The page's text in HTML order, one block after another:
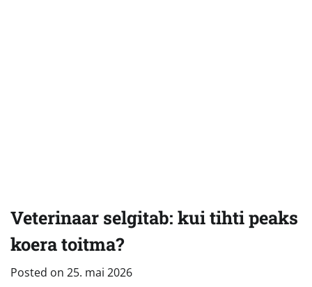
Veterinaar selgitab: kui tihti peaks
koera toitma?
Posted on 25. mai 2026